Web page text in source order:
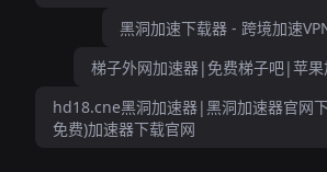
黑洞加速下载器 - 跨境加速
梯子外网加速器|免费梯子吧|苹果
hd18.cne黑洞加速器|黑洞加速器官网
免费)加速器下载官网